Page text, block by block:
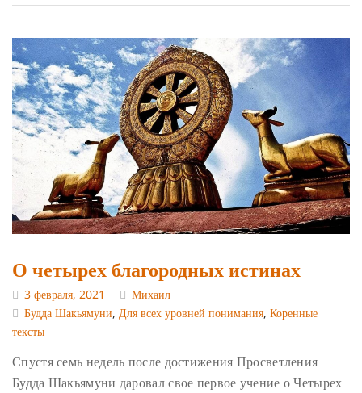
О четырех благородных истинах
3 февраля, 2021
Михаил
Будда Шакьямуни, Для всех уровней понимания, Коренные
тексты
Спустя семь недель после достижения Просветления
Будда Шакьямуни даровал свое первое учение о Четырех